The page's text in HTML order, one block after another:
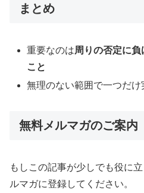
まとめ
重要なのは周りの否定に
こと
無理のない範囲で一つだ
無料メルマガのご案内
もしこの記事が少しでも役に
ルマガに登録してください。